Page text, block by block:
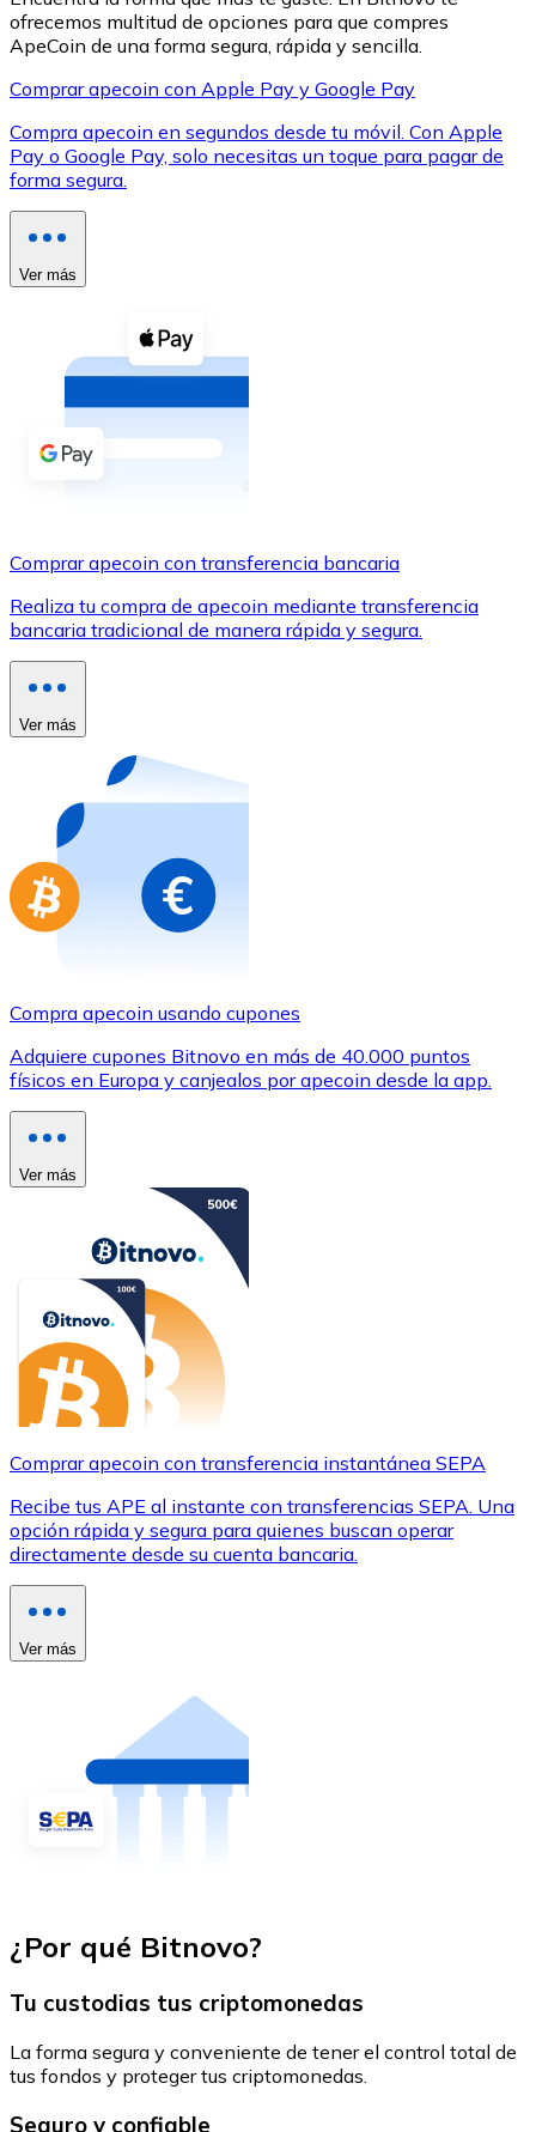
XRP
XRP
Ver todo
Compra criptomonedas con efectivo en tu tienda más
Comprar con efectivo
Transferencia SEPA
Utiliza tarjetas Visa y Mastercard para comprar
Comprar con tarjeta
Compra tarjetas regalo de tus marcas favoritas con
Ir a la tienda de tarjetas regalo
ofrecemos multitud de opciones para que compres
ApeCoin de una forma segura, rápida y sencilla.
Comprar apecoin con Apple Pay y Google Pay
Compra apecoin en segundos desde tu móvil. Con Apple
Pay o Google Pay, solo necesitas un toque para pagar de
forma segura.
Ver más
Comprar apecoin con transferencia bancaria
Realiza tu compra de apecoin mediante transferencia
bancaria tradicional de manera rápida y segura.
Ver más
Compra apecoin usando cupones
Adquiere cupones Bitnovo en más de 40.000 puntos
físicos en Europa y canjealos por apecoin desde la app.
Ver más
Comprar apecoin con transferencia instantánea SEPA
Recibe tus APE al instante con transferencias SEPA. Una
opción rápida y segura para quienes buscan operar
directamente desde su cuenta bancaria.
Ver más
¿Por qué Bitnovo?
Tu custodias tus criptomonedas
La forma segura y conveniente de tener el control total de
tus fondos y proteger tus criptomonedas.
Seguro y confiable